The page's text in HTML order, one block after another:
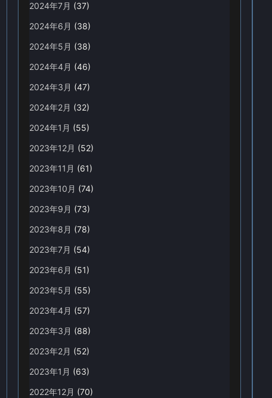
2024年7月 (37)
2024年6月 (38)
2024年5月 (38)
2024年4月 (46)
2024年3月 (47)
2024年2月 (32)
2024年1月 (55)
2023年12月 (52)
2023年11月 (61)
2023年10月 (74)
2023年9月 (73)
2023年8月 (78)
2023年7月 (54)
2023年6月 (51)
2023年5月 (55)
2023年4月 (57)
2023年3月 (88)
2023年2月 (52)
2023年1月 (63)
2022年12月 (70)